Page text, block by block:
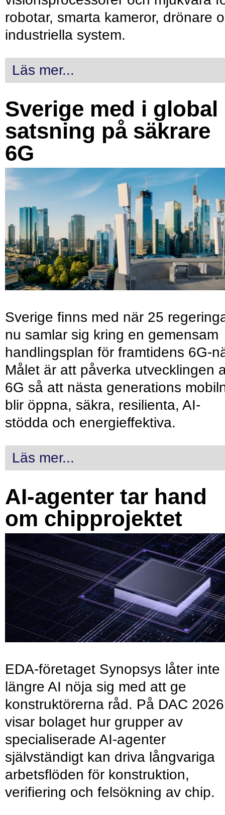
robotar, smarta kameror, drönare
industriella system.
Läs mer...
Sverige med i global
satsning på säkrare
6G
Sverige finns med när 25
nu samlar sig kring en gemensam
handlingsplan för framtidens 6G-
Målet är att påverka utvecklingen
6G så att nästa generations
blir öppna, säkra, resilienta, AI-
stödda och energieffektiva.
Läs mer...
AI-agenter tar hand
om chipprojektet
EDA-företaget Synopsys låter inte
längre AI nöja sig med att ge
konstruktörerna råd. På DAC 2026
visar bolaget hur grupper av
specialiserade AI-agenter
självständigt kan driva långvariga
arbetsflöden för konstruktion,
verifiering och felsökning av chip.